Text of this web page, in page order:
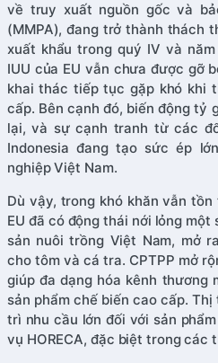
về truy xuất nguồn gốc và
(MMPA), đang trở thành thách
xuất khẩu trong quý IV và
IUU của EU vẫn chưa được gỡ
khai thác tiếp tục gặp khó khi
cấp. Bên cạnh đó, biến động tỷ
lại, và sự cạnh tranh từ các
Indonesia đang tạo sức ép
nghiệp Việt Nam.
Dù vậy, trong khó khăn vẫn
EU đã có động thái nới lỏng
sản nuôi trồng Việt Nam, mở
cho tôm và cá tra. CPTPP mở
giúp đa dạng hóa kênh thương
sản phẩm chế biến cao cấp.
trì nhu cầu lớn đối với sản
vụ HORECA, đặc biệt trong các